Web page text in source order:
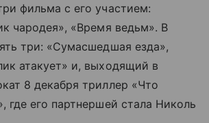
фильма с его участием:
чародея», «Время ведьм». В
три: «Сумасшедшая езда»,
атакует» и, выходящий в
8 декабря триллер «Что
где его партнершей стала Николь